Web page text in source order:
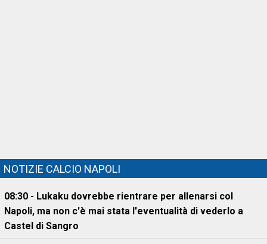
NOTIZIE CALCIO NAPOLI
08:30 - Lukaku dovrebbe rientrare per allenarsi col
Napoli, ma non c'è mai stata l'eventualità di vederlo a
Castel di Sangro